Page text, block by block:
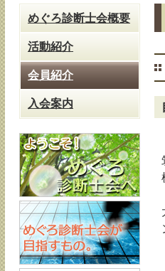
めぐろ診断士会概要
活動紹介
会員紹介
入会案内